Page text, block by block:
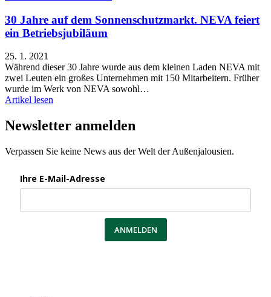
30 Jahre auf dem Sonnenschutzmarkt. NEVA feiert
ein Betriebsjubiläum
25. 1. 2021
Während dieser 30 Jahre wurde aus dem kleinen Laden NEVA mit
zwei Leuten ein großes Unternehmen mit 150 Mitarbeitern. Früher
wurde im Werk von NEVA sowohl…
Artikel lesen
Newsletter anmelden
Verpassen Sie keine News aus der Welt der Außenjalousien.
Ihre E-Mail-Adresse
ANMELDEN